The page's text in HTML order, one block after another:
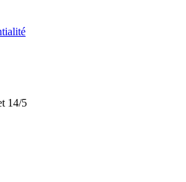
14/5